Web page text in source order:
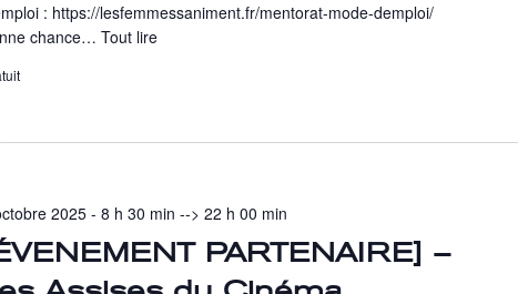
: https://lesfemmessaniment.fr/mentorat-mode-demploi/
chance…Tout lire
PARTENAIRE] –
2025 - 8 h 30 min -->22 h 00 min